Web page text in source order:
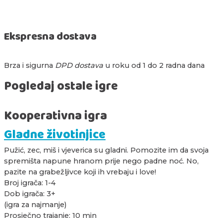
Ekspresna dostava
Brza i sigurna DPD dostava u roku od 1 do 2 radna dana
Pogledaj ostale igre
Kooperativna igra
Gladne životinjice
Pužić, zec, miš i vjeverica su gladni. Pomozite im da svoja
spremišta napune hranom prije nego padne noć. No,
pazite na grabežljivce koji ih vrebaju i love!
Broj igrača: 1-4
Dob igrača: 3+
(igra za najmanje)
Prosječno trajanje: 10 min